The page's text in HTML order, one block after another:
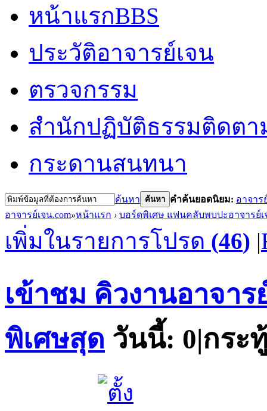
หน้าแรกBBS
ประวัติอาจารย์เจน
ตรวจกรรม
สำนักปฏิบัติธรรมติดต
กระดานสนทนา
ค้นหา ค้นหา คำค้นยอดนิยม: อาจาร
อาจารย์เจน.com»หน้าแรก › บอร์ดพิเศษ แฟนคลับพบปะอาจารย์เ
เพิ่มในรายการโปรด (46) |
เข้าชม คิวงานอาจา
พิเศษสุด วันนี้: 0|กระ